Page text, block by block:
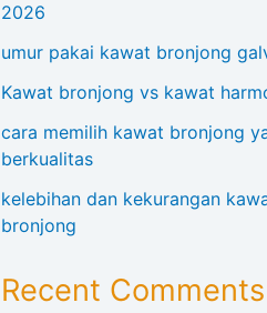
2026
umur pakai kawat bronjong
Kawat bronjong vs kawat
cara memilih kawat bronjong
berkualitas
kelebihan dan kekurangan
bronjong
Recent Comments